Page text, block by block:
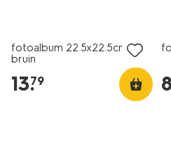
fotoalbum 22.5x22.5cm
bruin
13.
79 8